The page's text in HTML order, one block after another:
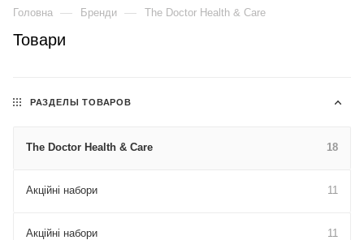
Головна — Бренди — The Doctor Health & Care
Товари
РАЗДЕЛЫ ТОВАРОВ
The Doctor Health & Care 18
Акційні набори 11
Акційні набори 11